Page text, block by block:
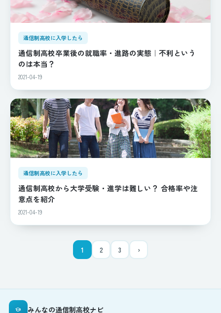
通信制高校に入学したら
通信制高校卒業後の就職率・進路の実態｜不利という
のは本当？
2021-04-19
通信制高校に入学したら
通信制高校から大学受験・進学は難しい？ 合格率や注
意点を紹介
2021-04-19
1 2 3 ›
school みんなの通信制高校ナビ